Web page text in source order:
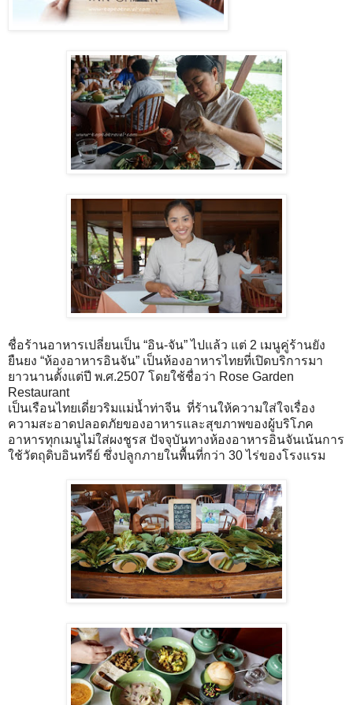
ชื่อร้านอาหารเปลี่ยนเป็น “อิน-จัน” ไปแล้ว แต่ 2 เมนูคู่ร้านยัง
ยืนยง “ห้องอาหารอินจัน” เป็นห้องอาหารไทยที่เปิดบริการมา
ยาวนานตั้งแต่ปี พ.ศ.2507 โดยใช้ชื่อว่า Rose Garden
Restaurant
เป็นเรือนไทยเดี่ยวริมแม่น้ำท่าจีน ที่ร้านให้ความใส่ใจเรื่อง
ความสะอาดปลอดภัยของอาหารและสุขภาพของผู้บริโภค
อาหารทุกเมนูไม่ใส่ผงชูรส ปัจจุบันทางห้องอาหารอินจันเน้นการ
ใช้วัตถุดิบอินทรีย์ ซึ่งปลูกภายในพื้นที่กว่า 30 ไร่ของโรงแรม